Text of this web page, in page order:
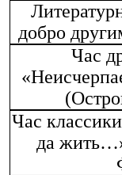
добро
Час
Час
да